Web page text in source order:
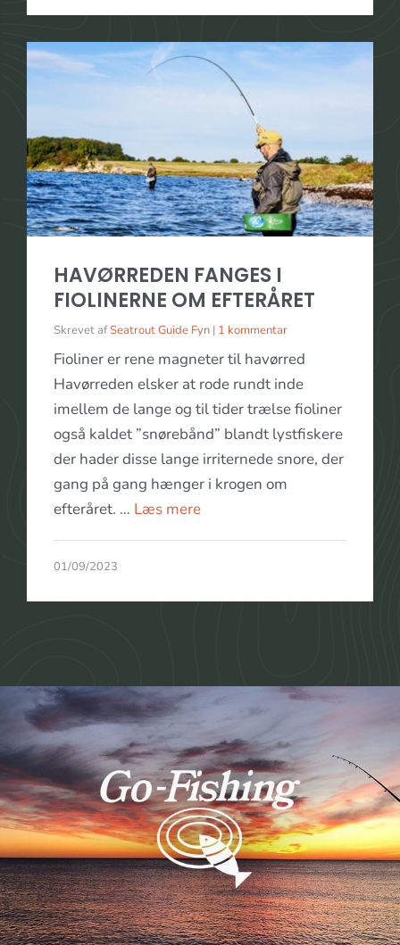
HAVØRREDEN FANGES I
FIOLINERNE OM EFTERÅRET
Skrevet afSeatrout Guide Fyn | 1 kommentar
Fioliner er rene magneter til havørred
Havørreden elsker at rode rundt inde
imellem de lange og til tider trælse fioliner
også kaldet ”snørebånd” blandt lystfiskere
der hader disse lange irriternede snore, der
gang på gang hænger i krogen om
efteråret. … Læs mere
01/09/2023